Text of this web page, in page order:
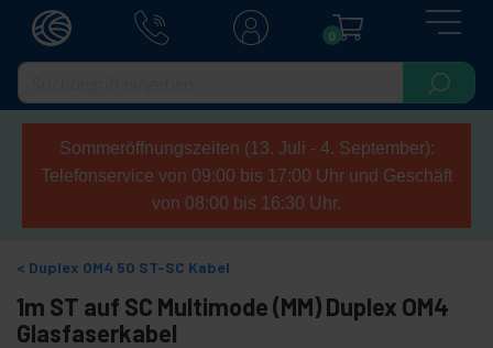
0
Sommeröffnungszeiten (13. Juli - 4. September):
Telefonservice von 09:00 bis 17:00 Uhr und Geschäft
von 08:00 bis 16:30 Uhr.
Duplex OM4 50 ST-SC Kabel
1m ST auf SC Multimode (MM) Duplex OM4
Glasfaserkabel